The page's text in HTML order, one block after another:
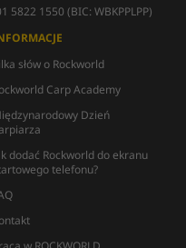
5822 1550 (BIC: WBKPPLPP)
słów o Rockworld
Carp Academy
Dzień
dodać Rockworld do ekranu
telefonu?